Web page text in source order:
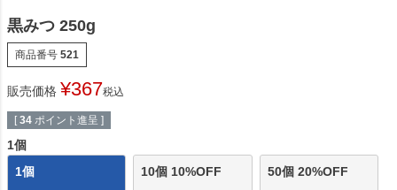
黒みつ 250g
商品番号 521
販売価格 ¥367税込
[ 34 ポイント進呈 ]
1個
1個
10個 10%OFF 50個 20%OFF